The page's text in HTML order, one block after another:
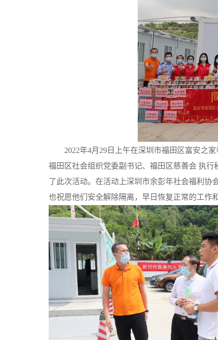
2022年4月29日上午在深圳市福田区富安之
福田区社会组织党委副书记、福田区慈善会 执
了此次活动。在活动上深圳市余彭年社会福利协
也祝愿他们安全解除隔离，早日恢复正常的工作